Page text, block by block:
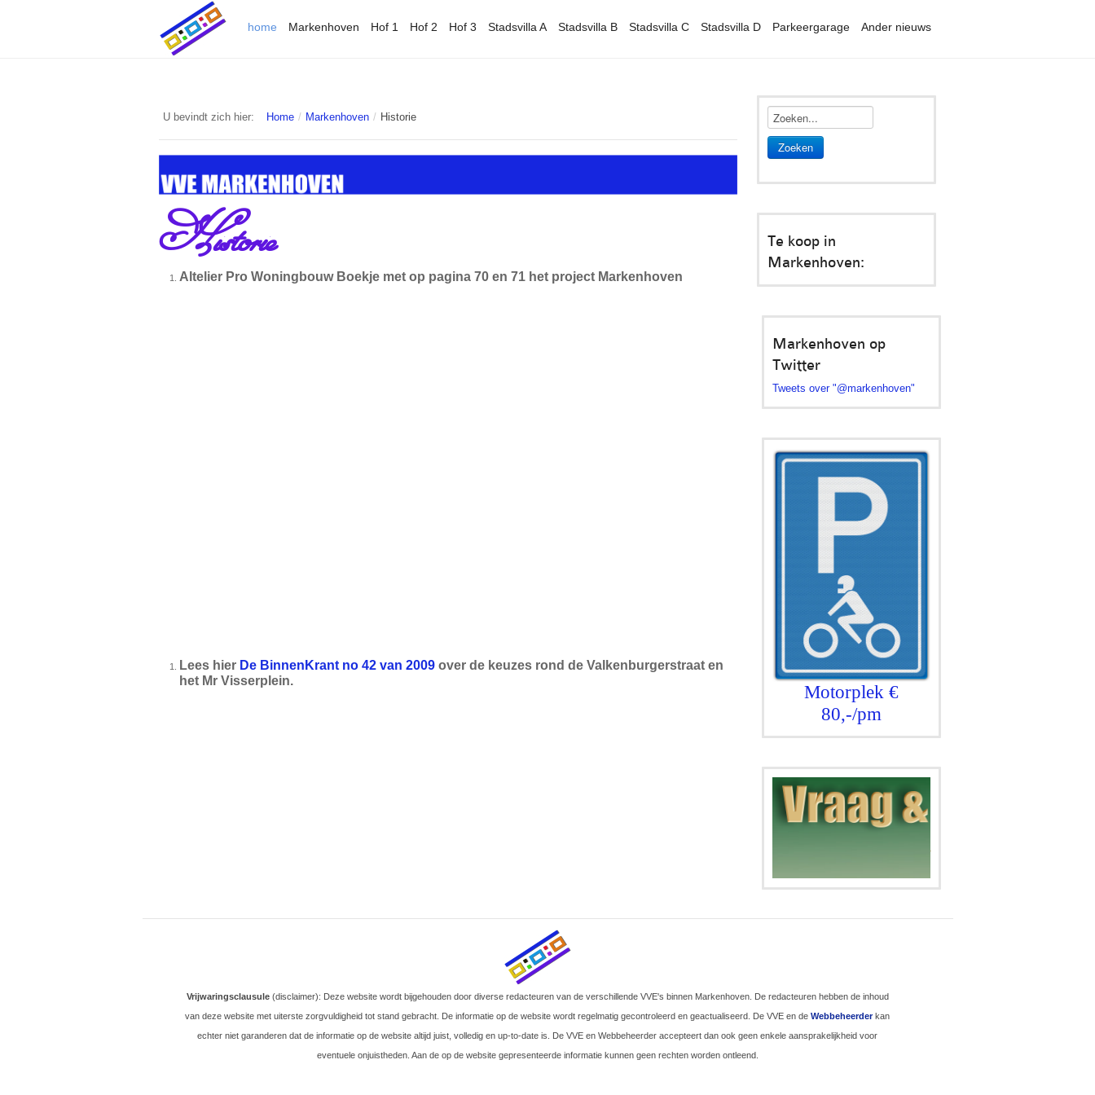
home Markenhoven Hof 1 Hof 2 Hof 3 Stadsvilla A Stadsvilla B Stadsvilla C Stadsvilla D Parkeergarage Ander nieuws
U bevindt zich hier: Home / Markenhoven / Historie
Historie
Altelier Pro Woningbouw Boekje met op pagina 70 en 71 het project Markenhoven
Lees hier De BinnenKrant no 42 van 2009over de keuzes rond de Valkenburgerstraat en
het Mr Visserplein.
Zoeken
Te koop in
Markenhoven:
Markenhoven op
Twitter
Tweets over "@markenhoven"
Motorplek €
80,-/pm
.
Vrijwaringsclausule(disclaimer): Deze website wordt bijgehouden door diverse redacteuren van de verschillende VVE's binnen Markenhoven. De redacteuren hebben de inhoud
van deze website met uiterste zorgvuldigheid tot stand gebracht. De informatie op de website wordt regelmatig gecontroleerd en geactualiseerd. De VVE en de Webbeheerderkan
echter niet garanderen dat de informatie op de website altijd juist, volledig en up-to-date is. De VVE en Webbeheerder accepteert dan ook geen enkele aansprakelijkheid voor
eventuele onjuistheden. Aan de op de website gepresenteerde informatie kunnen geen rechten worden ontleend.